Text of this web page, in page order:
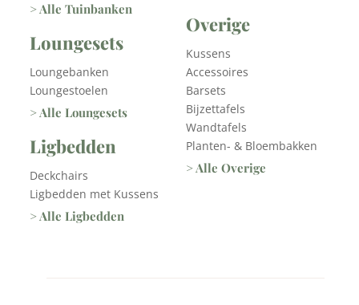
> Alle Tuinbanken
Loungesets
Loungebanken
Loungestoelen
> Alle Loungesets
Ligbedden
Deckchairs
Ligbedden met Kussens
> Alle Ligbedden
Overige
Kussens
Accessoires
Barsets
Bijzettafels
Wandtafels
Planten- & Bloembakken
> Alle Overige